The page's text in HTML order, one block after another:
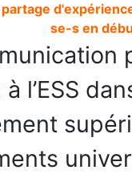
partage
se-s en
à l’ESS